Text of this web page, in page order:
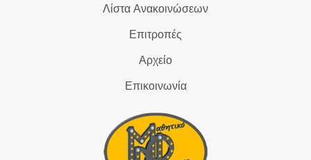
Λίστα Ανακοινώσεων
Επιτροπές
Αρχείο
Επικοινωνία